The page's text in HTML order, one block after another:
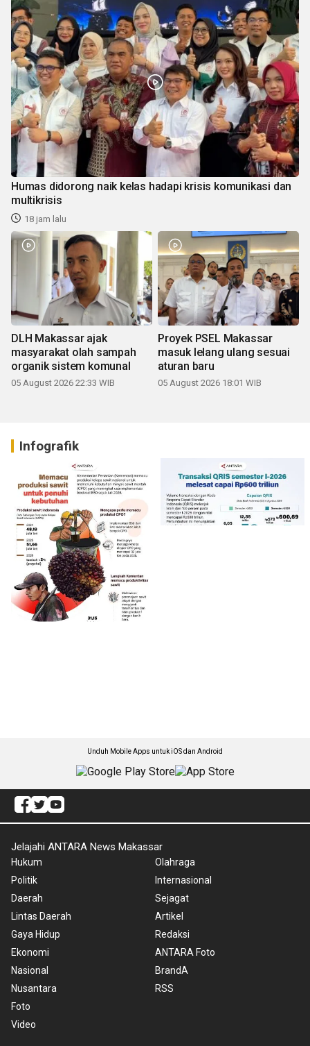
Humas didorong naik kelas hadapi krisis komunikasi dan
multikrisis
18 jam lalu
DLH Makassar ajak
masyarakat olah sampah
organik sistem komunal
05 August 2026 22:33 WIB
Proyek PSEL Makassar
masuk lelang ulang sesuai
aturan baru
05 August 2026 18:01 WIB
Infografik
Unduh Mobile Apps untuk iOS dan Android
Jelajahi ANTARA News Makassar
Hukum
Politik
Daerah
Lintas Daerah
Gaya Hidup
Ekonomi
Nasional
Nusantara
Foto
Video
Olahraga
Internasional
Sejagat
Artikel
Redaksi
ANTARA Foto
BrandA
RSS